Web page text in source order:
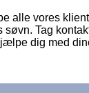
alle vores
søvn. Tag
dig med